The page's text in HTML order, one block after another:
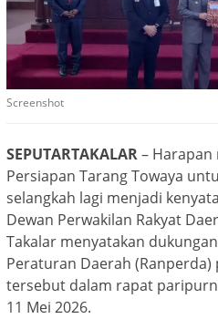
Screenshot
SEPUTARTAKALAR– Harapan
Persiapan Tarang Towaya
selangkah lagi menjadi
Dewan Perwakilan Rakyat
Takalar menyatakan
Peraturan Daerah
tersebut dalam rapat
11 Mei 2026.